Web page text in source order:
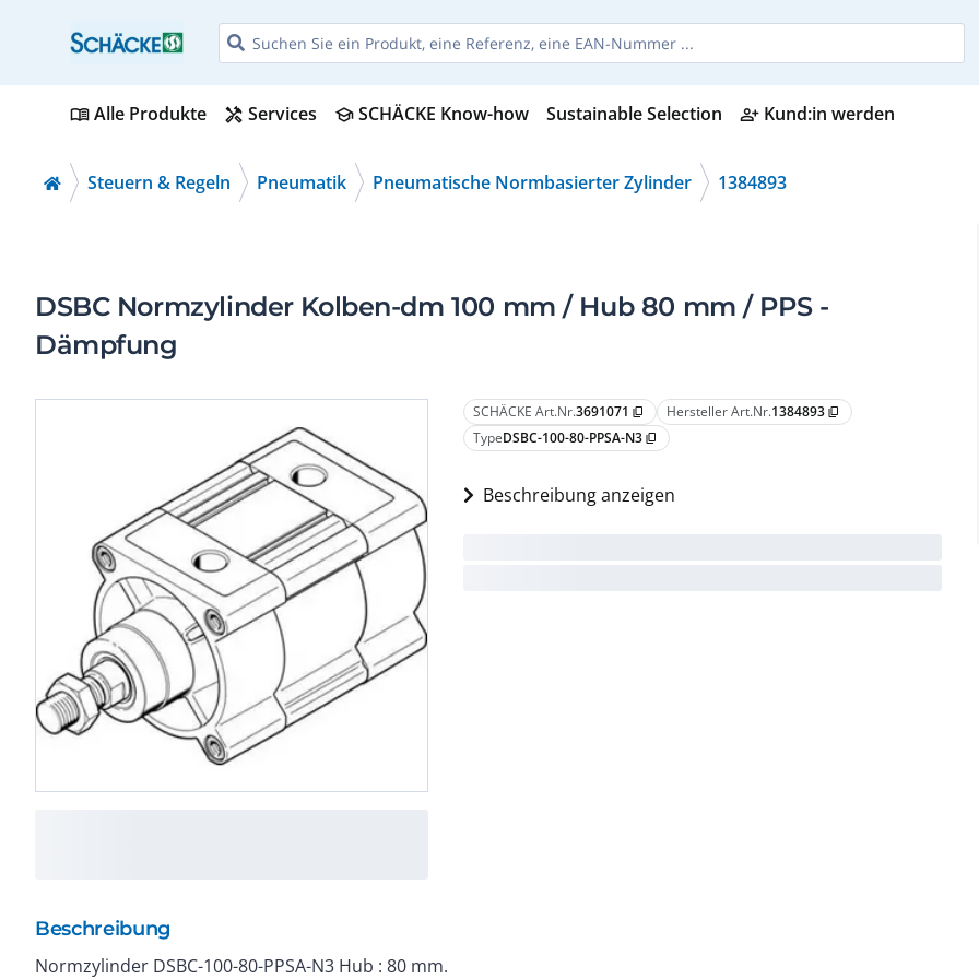
menu_bookAlle Produkte handyman Services schoolSCHÄCKE Know-how Sustainable Selection person_add_alt Kund:in werden
Steuern & Regeln Pneumatik Pneumatische Normbasierter Zylinder 1384893
DSBC Normzylinder Kolben-dm 100 mm / Hub 80 mm / PPS -
Dämpfung
SCHÄCKE Art.Nr.3691071 content_copy Hersteller Art.Nr.1384893 content_copy
TypeDSBC-100-80-PPSA-N3 content_copy
Beschreibung anzeigen
Beschreibung
Normzylinder DSBC-100-80-PPSA-N3 Hub : 80 mm.